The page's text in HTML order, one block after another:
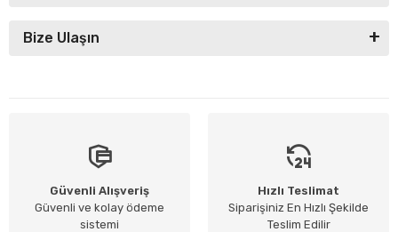
Bize Ulaşın
Güvenli Alışveriş
Güvenli ve kolay ödeme
sistemi
Hızlı Teslimat
Siparişiniz En Hızlı Şekilde
Teslim Edilir